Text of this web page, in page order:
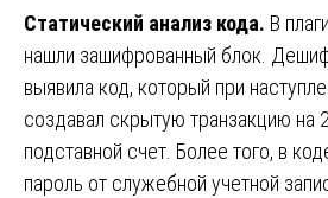
Статический анализ кода. В
нашли зашифрованный блок.
выявила код, который при
создавал скрытую транзакцию на
подставной счет. Более того, в
пароль от служебной учетной